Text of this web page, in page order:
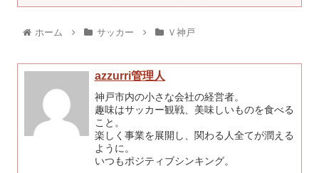
ホーム サッカー Ｖ神戸
azzurri管理人
神戸市内の小さな会社の経営者。
趣味はサッカー観戦、美味しいものを食べる
こと。
楽しく事業を展開し、関わる人全てが潤える
ように。
いつもポジティブシンキング。